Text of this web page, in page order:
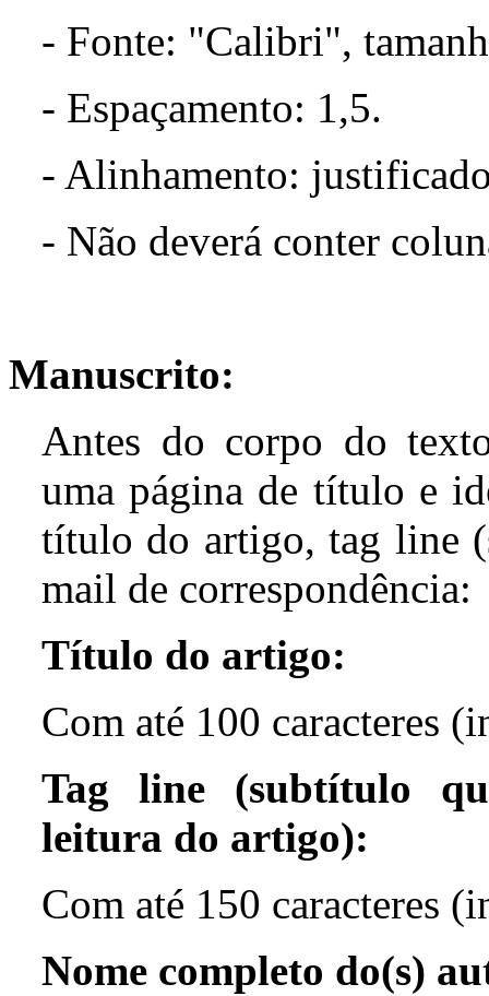
- Fonte: "Calibri",
- Espaçamento: 1,5.
- Alinhamento:
- Não deverá conter
Manuscrito:
Antes do corpo do
umapágina de título e
título do artigo,tag line
mail de correspondência:
Título do artigo:
Com até 100 caracteres (
Tag line (subtítulo
leitura do artigo):
Com até 150 caracteres (
Nome completo do(s)